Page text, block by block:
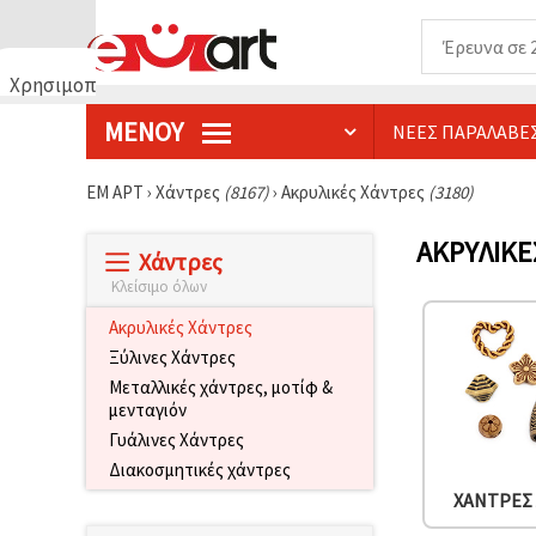
Χρησιμοποιούμε
Χρησιμοποιούμε
διασφαλίσουμε
ΜΕΝΟΎ ΝΈΕΣ
ΕΜ ΑΡΤ › Χάντρες (8167)› Ακρυλικές Χάντρες (3180)
Χάντρες
Κλείσιμο όλων
Ακρυλικές Χάντρες
Ξύλινες Χάντρες
Μεταλλικές χάντρες, μοτίφ &
μενταγιόν
Γυάλινες Χάντρες
Διακοσμητικές χάντρες
ΧΆΝΤΡΕΣ